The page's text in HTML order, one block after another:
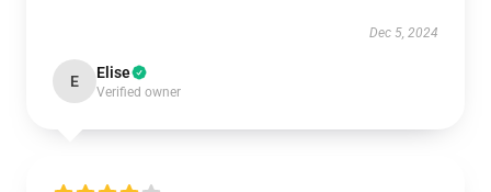
Dec 5, 2024
E Elise
Verified owner